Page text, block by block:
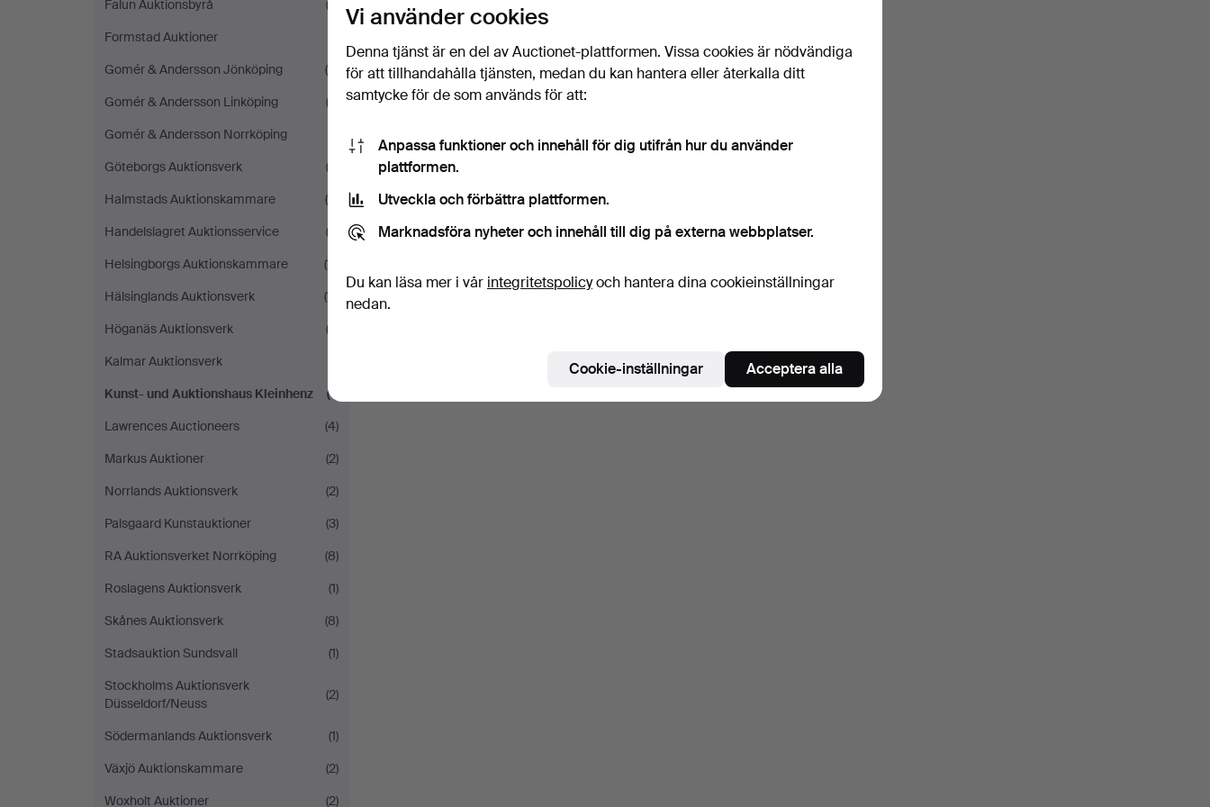
Falun Auktionsbyrå
(3)
Formstad Auktioner
Gomér & Andersson Jönköping
(4)
Gomér & Andersson Linköping
(2)
Gomér & Andersson Norrköping
Göteborgs Auktionsverk
(2)
Halmstads Auktionskammare
(4)
Handelslagret Auktionsservice
(3)
Helsingborgs Auktionskammare
(11)
Hälsinglands Auktionsverk
(11)
Höganäs Auktionsverk
(3)
Kalmar Auktionsverk
Kunst- und Auktionshaus Kleinhenz
(1)
Lawrences Auctioneers
(4)
Markus Auktioner
(2)
Norrlands Auktionsverk
(2)
Palsgaard Kunstauktioner
(3)
RA Auktionsverket Norrköping
(8)
Roslagens Auktionsverk
(1)
Skånes Auktionsverk
(8)
Stadsauktion Sundsvall
(1)
Stockholms Auktionsverk
Düsseldorf/Neuss
(2)
Södermanlands Auktionsverk
(1)
Växjö Auktionskammare
(2)
Woxholt Auktioner
(2)
Vi använder cookies
Denna tjänst är en del av Auctionet-plattformen. Vissa cookies är nödvändiga
för att tillhandahålla tjänsten, medan du kan hantera eller återkalla ditt
samtycke för de som används för att:
Anpassa funktioner och innehåll för dig utifrån hur du använder
plattformen.
Utveckla och förbättra plattformen.
Marknadsföra nyheter och innehåll till dig på externa webbplatser.
Du kan läsa mer i vår integritetspolicyoch hantera dina cookieinställningar
nedan.
Cookie-inställningar Acceptera alla